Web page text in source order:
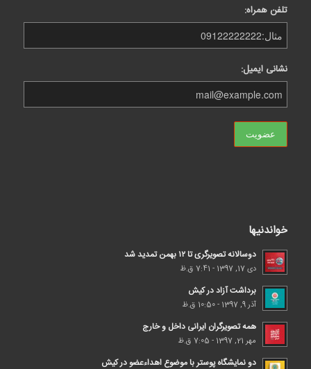
تلفن همراه:
نشانی ایمیل:
خواندنیها
دوسالانه تصویرگری تا ۱۲ بهمن تمدید شد
دی 17, 1397 - 7:41 ق.ظ
برداشت آزاد در کیش
آذر 9, 1397 - 10:50 ق.ظ
همه تصویرگران ایرانی داخل و خارج
مهر 21, 1397 - 7:05 ق.ظ
دو نمایشگاه پوستر با موضوع اهداء‌عضو در کیش